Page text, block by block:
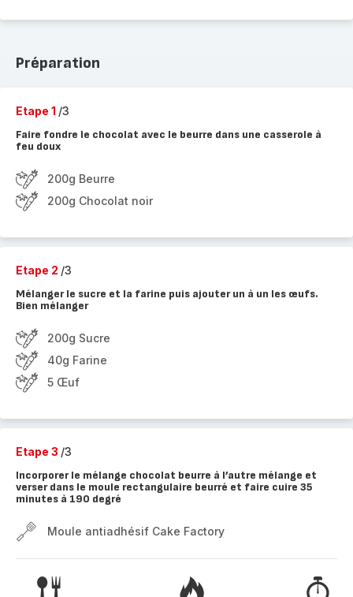
Préparation
Etape 1 /3
Faire fondre le chocolat avec le beurre dans une casserole à
feu doux
200g Beurre
200g Chocolat noir
Etape 2 /3
Mélanger le sucre et la farine puis ajouter un à un les œufs.
Bien mélanger
200g Sucre
40g Farine
5 Œuf
Etape 3 /3
Incorporer le mélange chocolat beurre à l’autre mélange et
verser dans le moule rectangulaire beurré et faire cuire 35
minutes à 190 degré
Moule antiadhésif Cake Factory